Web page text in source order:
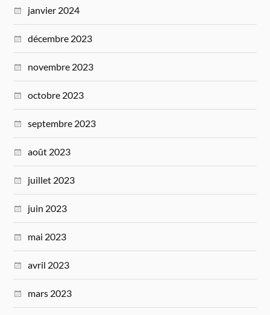
janvier 2024
décembre 2023
novembre 2023
octobre 2023
septembre 2023
août 2023
juillet 2023
juin 2023
mai 2023
avril 2023
mars 2023